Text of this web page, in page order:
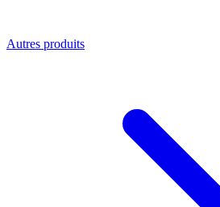
Autres produits